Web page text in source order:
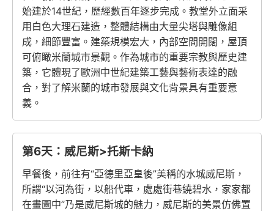
始建於14世紀，歷經數百年逐步完成。教堂外立面采
用白色大理石建造，整體結構由大量尖塔與雕像組
成，細節豐富。建築規模宏大，內部空間開闊，屋頂
可俯瞰米蘭城市景觀。作為城市的重要宗教與歷史建
築，它體現了歐洲中世紀建築工藝與藝術表達的融
合，對了解米蘭的城市發展與文化背景具有重要意
義。
第6天：威尼斯>托斯卡納
早餐後，前往有“亞德里亞皇後”美稱的水城威尼斯，
所謂“以河為街，以船代車，處處街巷繞碧水，家家都
在畫圖中”乃是威尼斯城的魅力，威尼斯的美景仿佛置